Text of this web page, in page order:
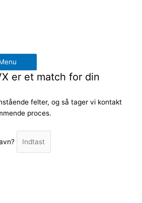
er et match for din
felter, og så tager vi kontakt
proces.